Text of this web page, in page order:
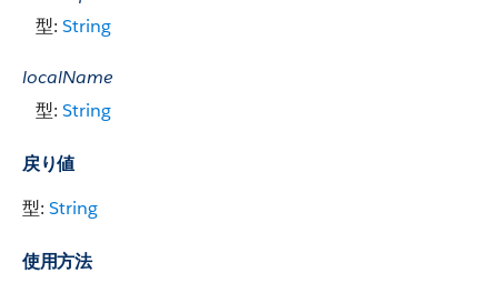
型: String
localName
型: String
戻り値
型: String
使用方法